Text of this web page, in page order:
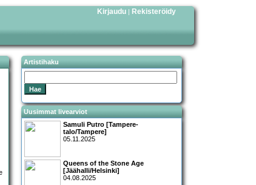
Kirjaudu | Rekisteröidy
Artistihaku
Uusimmat livearviot
Samuli Putro [Tampere-
talo/Tampere]
05.11.2025
Queens of the Stone Age
[Jäähalli/Helsinki]
04.08.2025